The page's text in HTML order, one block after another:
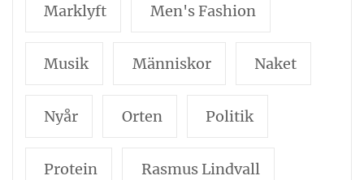
Marklyft Men's Fashion
Musik Människor Naket
Nyår Orten Politik
Protein Rasmus Lindvall